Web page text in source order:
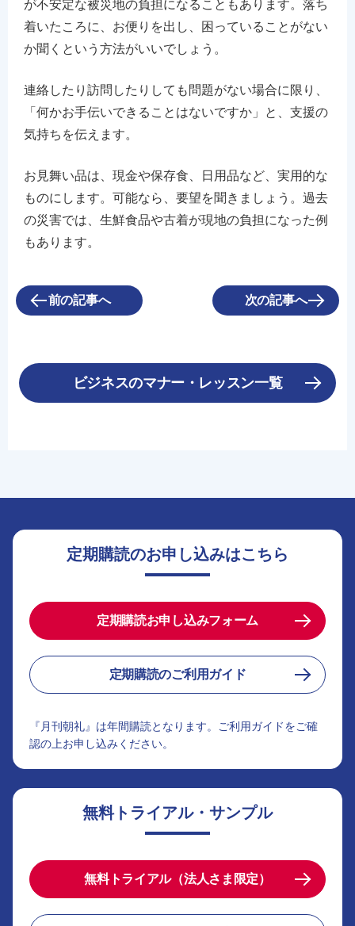
が不安定な被災地の負担になることもあります。落ち
着いたころに、お便りを出し、困っていることがない
か聞くという方法がいいでしょう。
連絡したり訪問したりしても問題がない場合に限り、
「何かお手伝いできることはないですか」と、支援の
気持ちを伝えます。
お見舞い品は、現金や保存食、日用品など、実用的な
ものにします。可能なら、要望を聞きましょう。過去
の災害では、生鮮食品や古着が現地の負担になった例
もあります。
前の記事へ 次の記事へ
ビジネスのマナー・レッスン一覧
定期購読のお申し込みはこちら
定期購読お申し込みフォーム
定期購読のご利用ガイド
『月刊朝礼』は年間購読となります。ご利用ガイドをご確
認の上お申し込みください。
無料トライアル・サンプル
無料トライアル（法人さま限定）